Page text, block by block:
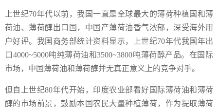
上世纪70年代以前，我国一直是全球最大的薄荷种植国和薄
荷油、薄荷醇出口国，中国产薄荷油香气浓郁，深受海外用
户好评。我国商务部统计资料显示，上世纪70年代我国年出
口4000~5000吨纯薄荷油和3500~3800吨薄荷醇产品。在国际
市场，中国薄荷油和薄荷醇并无真正意义上的竞争对手。
但自上世纪80年代开始，印度农业部看好国际薄荷油和薄荷
醇的市场前景，鼓励本国农民大量种植薄荷，作为提取薄荷